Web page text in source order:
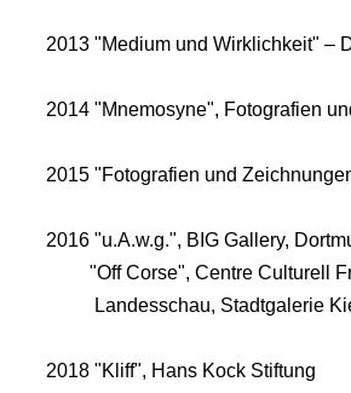
2013 "Medium und Wirklichkeit" –
2014 "Mnemosyne", Fotografien
2015 "Fotografien und
2016 "u.A.w.g.", BIG Gallery,
"Off Corse", Centre Culturell
Landesschau, Stadtgalerie
2018 "Kliff", Hans Kock Stiftung